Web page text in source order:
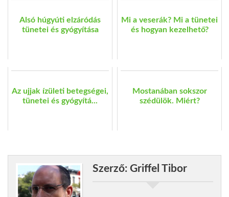
Alsó húgyúti elzáródás
tünetei és gyógyítása
Mi a veserák? Mi a tünetei
és hogyan kezelhető?
Az ujjak ízületi betegségei,
tünetei és gyógyítá...
Mostanában sokszor
szédülök. Miért?
Szerző: Griffel Tibor